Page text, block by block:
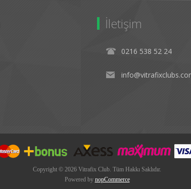
İletişim
0216 538 52 24
Copyright © 2026 Vitrafix Club. Tüm Hakkı Saklıdır.
Powered by nopCommerce